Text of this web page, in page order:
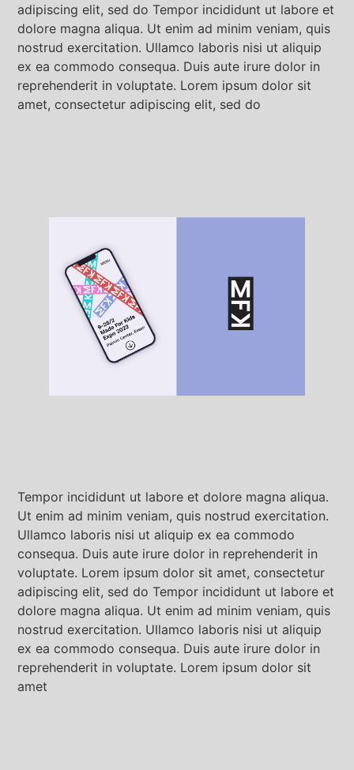
adipiscing elit, sed do Tempor incididunt ut labore et
dolore magna aliqua. Ut enim ad minim veniam, quis
nostrud exercitation. Ullamco laboris nisi ut aliquip
ex ea commodo consequa. Duis aute irure dolor in
reprehenderit in voluptate. Lorem ipsum dolor sit
amet, consectetur adipiscing elit, sed do
Tempor incididunt ut labore et dolore magna aliqua.
Ut enim ad minim veniam, quis nostrud exercitation.
Ullamco laboris nisi ut aliquip ex ea commodo
consequa. Duis aute irure dolor in reprehenderit in
voluptate. Lorem ipsum dolor sit amet, consectetur
adipiscing elit, sed do Tempor incididunt ut labore et
dolore magna aliqua. Ut enim ad minim veniam, quis
nostrud exercitation. Ullamco laboris nisi ut aliquip
ex ea commodo consequa. Duis aute irure dolor in
reprehenderit in voluptate. Lorem ipsum dolor sit
amet